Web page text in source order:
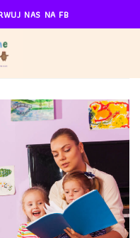
NAS NA FB